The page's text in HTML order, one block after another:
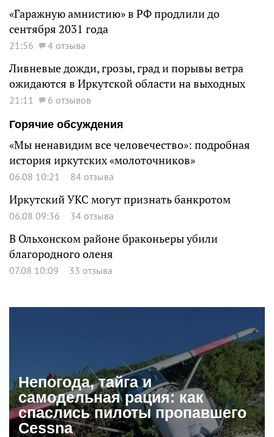
«Гаражную амнистию» в РФ продлили до
сентября 2031 года
21:56 4 отзыва
Ливневые дожди, грозы, град и порывы ветра
ожидаются в Иркутской области на выходных
21:11
6 отзывов
Горячие обсуждения
«Мы ненавидим все человечество»: подробная
история иркутских «молоточников»
06.08 10:21 84 отзыва
Иркутский УКС могут признать банкротом
06.08 09:36 34 отзыва
В Ольхонском районе браконьеры убили
благородного оленя
07.08 10:09 33 отзыва
Непогода, тайга и
самодельная рация: как
спаслись пилоты пропавшего
Cessna